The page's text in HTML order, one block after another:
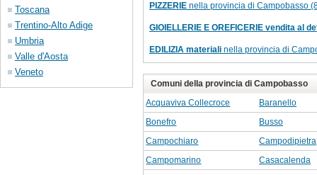
Toscana
Trentino-Alto Adige
Umbria
Valle d'Aosta
Veneto
PIZZERIE nella provincia di Campobasso
GIOIELLERIE E OREFICERIE vendita al
EDILIZIA materiali nella provincia di
Comuni della provincia di Campobasso
Acquaviva Collecroce
Baranello
Bonefro
Busso
Campochiaro
Campodipietra
Campomarino
Casacalenda